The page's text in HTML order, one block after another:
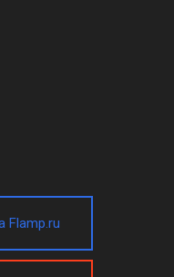
Flamp.ru